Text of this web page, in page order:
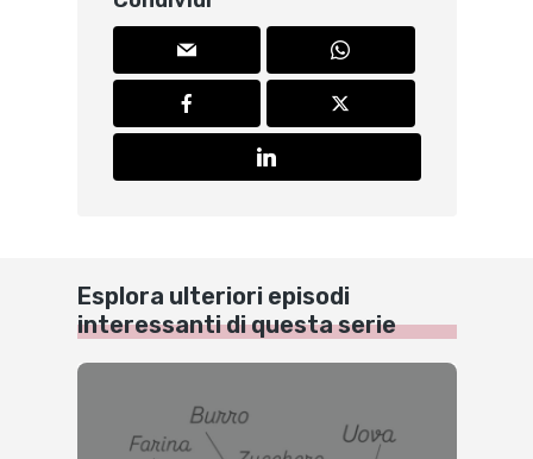
Esplora ulteriori episodi
interessanti di questa serie